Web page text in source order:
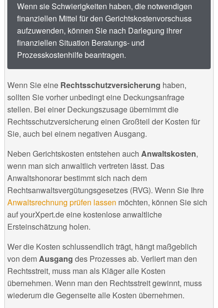
Wenn sie Schwierigkeiten haben, die notwendigen
finanziellen Mittel für den Gerichtskostenvorschuss
aufzuwenden, können Sie nach Darlegung ihrer
finanziellen Situation Beratungs- und
Prozesskostenhilfe beantragen.
Wenn Sie eine Rechtsschutzversicherung haben,
sollten Sie vorher unbedingt eine Deckungsanfrage
stellen. Bei einer Deckungszusage übernimmt die
Rechtsschutzversicherung einen Großteil der Kosten für
Sie, auch bei einem negativen Ausgang.
Neben Gerichtskosten entstehen auch Anwaltskosten,
wenn man sich anwaltlich vertreten lässt. Das
Anwaltshonorar bestimmt sich nach dem
Rechtsanwaltsvergütungsgesetzes (RVG). Wenn Sie Ihre
Anwaltsrechnung prüfen lassen möchten, können Sie sich
auf yourXpert.de eine kostenlose anwaltliche
Ersteinschätzung holen.
Wer die Kosten schlussendlich trägt, hängt maßgeblich
von demAusgang des Prozesses ab. Verliert man den
Rechtsstreit, muss man als Kläger alle Kosten
übernehmen. Wenn man den Rechtsstreit gewinnt, muss
wiederum die Gegenseite alle Kosten übernehmen.